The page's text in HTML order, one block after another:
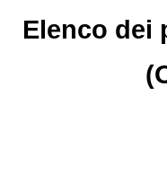
Elenco dei